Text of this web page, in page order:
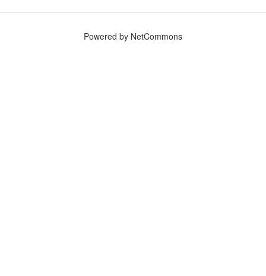
Powered by NetCommons